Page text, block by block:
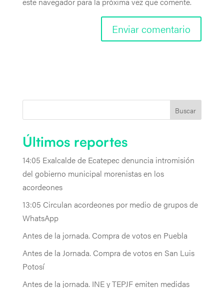
Buscar
Últimos reportes
14:05 Exalcalde de Ecatepec denuncia intromisión
del gobierno municipal morenistas en los
acordeones
13:05 Circulan acordeones por medio de grupos de
WhatsApp
Antes de la jornada. Compra de votos en Puebla
Antes de la Jornada. Compra de votos en San Luis
Potosí
Antes de la jornada. INE y TEPJF emiten medidas